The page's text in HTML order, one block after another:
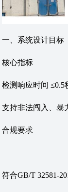
‌一、系统设计目标‌
‌核心指标‌
检测响应时间
支持非法闯入、暴
‌合规要求‌
符合GB/T 32581-